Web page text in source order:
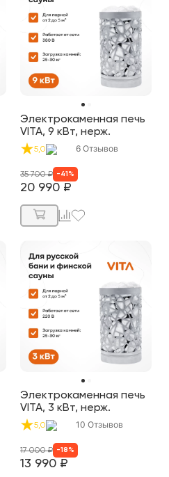
Электрокаменная печь
VITA, 9 кВт, нерж.
5,0 6 Отзывов
20 990 ₽
35 700₽ - 41 %
Электрокаменная печь
VITA, 3 кВт, нерж.
5,0 10 Отзывов
13 990 ₽
17 000₽ -18 %